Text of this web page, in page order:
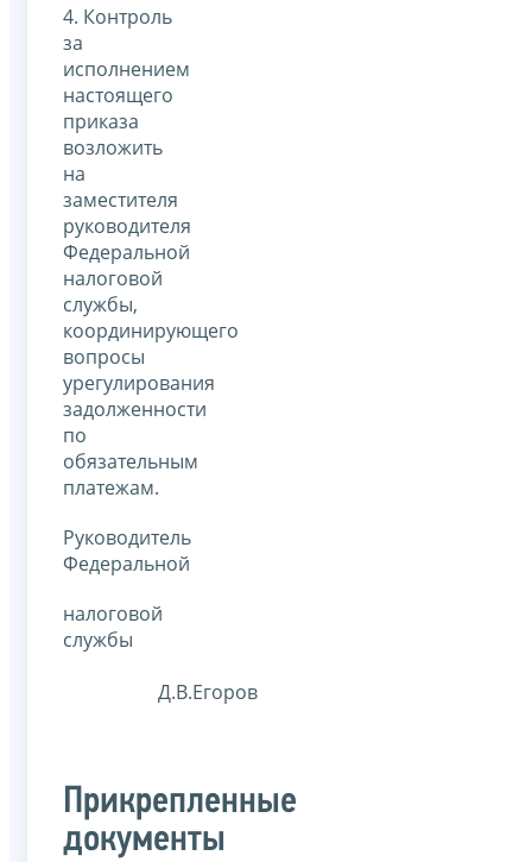
4. Контроль
за
исполнением
настоящего
приказа
возложить
на
заместителя
руководителя
Федеральной
налоговой
службы,
координирующего
вопросы
урегулирования
задолженности
по
обязательным
платежам.
Руководитель
Федеральной
налоговой
службы
Д.В.Егоров
Прикрепленные
документы